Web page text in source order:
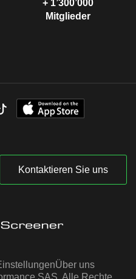
+ 1’300’000
Mitglieder
Kontaktieren Sie uns
Über uns
SAS. Alle Rechte